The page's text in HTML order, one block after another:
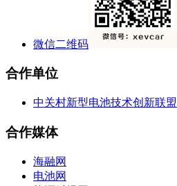
微信二维码
合作单位
中关村新型电池技术创新联盟
合作媒体
海融网
电池网